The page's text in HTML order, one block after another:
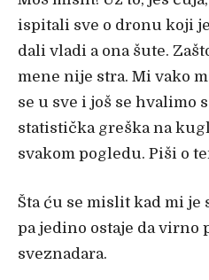
ispitali sve o dronu koji
dali vladi a ona šute.
mene nije stra. Mi vako
se u sve i još se hvalimo
statistička greška na
svakom pogledu. Piši o
Šta ću se mislit kad mi
pa jedino ostaje da virno
sveznadara.